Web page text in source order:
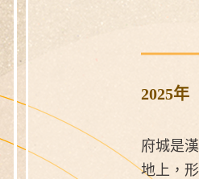
2025年
府城是
地上，